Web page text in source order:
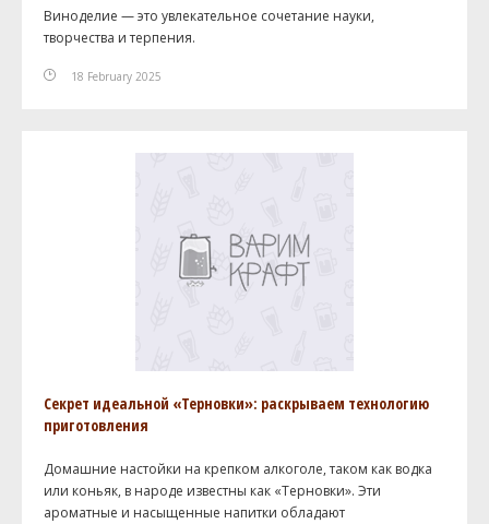
Виноделие — это увлекательное сочетание науки,
творчества и терпения.
18 February 2025
Секрет идеальной «Терновки»: раскрываем технологию
приготовления
Домашние настойки на крепком алкоголе, таком как водка
или коньяк, в народе известны как «Терновки». Эти
ароматные и насыщенные напитки обладают